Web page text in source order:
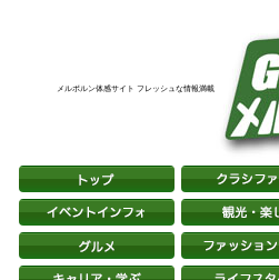
メルボルン体感サイト フレッシュな情報満載